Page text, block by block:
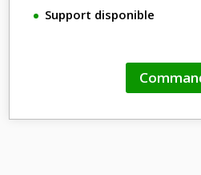
Support disponible